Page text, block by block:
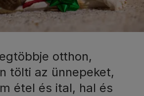
otthon,
tölti az ünnepeket,
étel és ital, hal és